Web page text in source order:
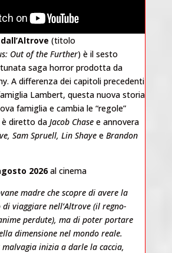
(titolo
Out of the Further) è il sesto
saga horror prodotta da
A differenza dei capitoli precedenti
Lambert, questa nuova storia
famiglia e cambia le “regole”
è diretto da Jacob Chasee annovera
Sam Spruell, Lin Shayee Brandon
2026al cinema
madre che scopre di avere la
viaggiare nell’Altrove (il regno-
perdute), ma di poter portare
dimensione nel mondo reale.
malvagia inizia a darle la caccia,